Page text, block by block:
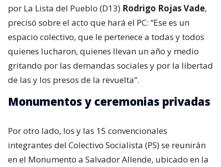
por La Lista del Pueblo (D13) Rodrigo Rojas Vade,
precisó sobre el acto que hará el PC: “Ese es un
espacio colectivo, que le pertenece a todas y todos
quienes lucharon, quienes llevan un año y medio
gritando por las demandas sociales y por la libertad
de las y los presos de la revuelta”.
Monumentos y ceremonias privadas
Por otro lado, los y las 15 convencionales
integrantes del Colectivo Socialista (PS) se reunirán
en el Monumento a Salvador Allende, ubicado en la